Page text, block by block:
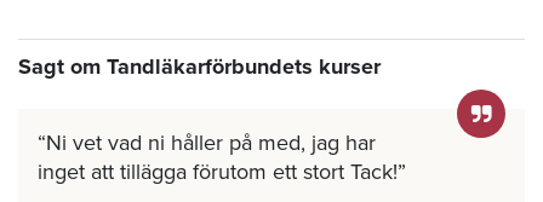
Sagt om Tandläkarförbundets kurser
Ni vet vad ni håller på med, jag har
inget att tillägga förutom ett stort Tack!